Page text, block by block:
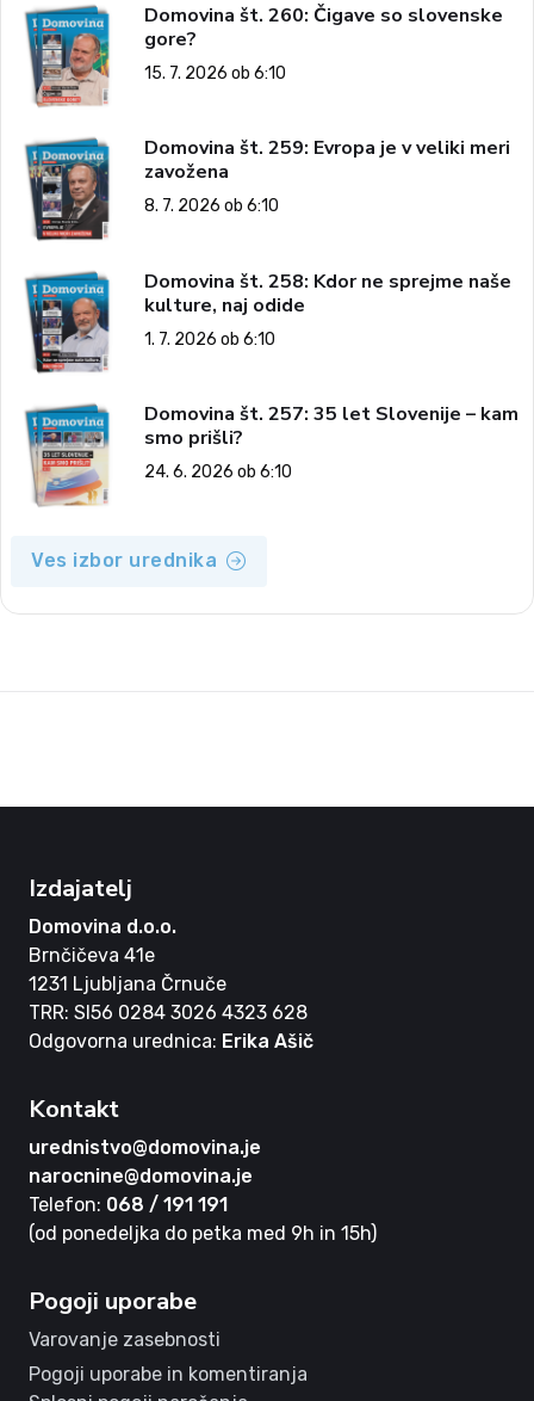
Domovina št. 260: Čigave so slovenske
gore?
15. 7. 2026 ob 6:10
Domovina št. 259: Evropa je v veliki meri
zavožena
8. 7. 2026 ob 6:10
Domovina št. 258: Kdor ne sprejme naše
kulture, naj odide
1. 7. 2026 ob 6:10
Domovina št. 257: 35 let Slovenije – kam
smo prišli?
24. 6. 2026 ob 6:10
Ves izbor urednika
Izdajatelj
Domovina d.o.o.
Brnčičeva 41e
1231 Ljubljana Črnuče
TRR: SI56 0284 3026 4323 628
Odgovorna urednica: Erika Ašič
Kontakt
urednistvo@domovina.je
narocnine@domovina.je
Telefon: 068 / 191 191
(od ponedeljka do petka med 9h in 15h)
Pogoji uporabe
Varovanje zasebnosti
Pogoji uporabe in komentiranja